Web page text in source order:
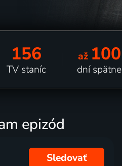
156
TV staníc
až 100
dní spätne
epizód
Sledovať